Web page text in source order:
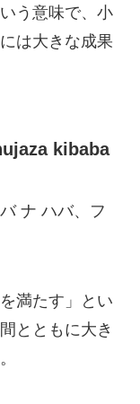
う意味で、小
は大きな成果
kibaba
ナ ハバ、フ
満たす」とい
とともに大き